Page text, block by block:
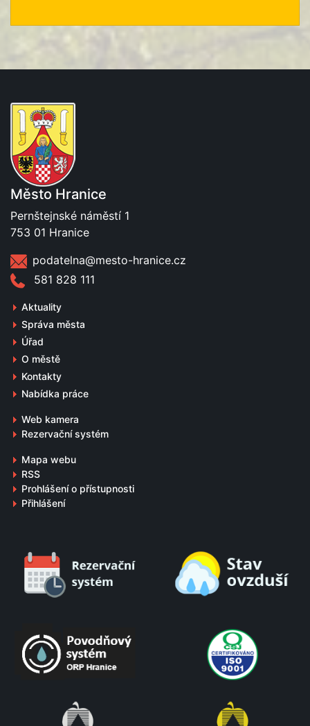
Město Hranice
Pernštejnské náměstí 1
753 01 Hranice
podatelna@mesto-hranice.cz
581 828 111
Aktuality
Správa města
Úřad
O městě
Kontakty
Nabídka práce
Web kamera
Rezervační systém
Mapa webu
RSS
Prohlášení o přístupnosti
Přihlášení